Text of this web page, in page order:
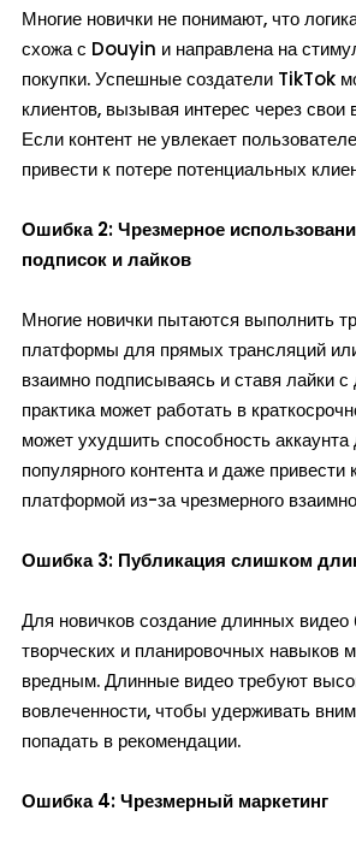
Многие новички не понимают, что
схожа с Douyin и направлена на
покупки. Успешные создатели TikTok
клиентов, вызывая интерес через свои
Если контент не увлекает
привести к потере потенциальных
Ошибка 2: Чрезмерное
подписок и лайков
Многие новички пытаются выполнить
платформы для прямых трансляций
взаимно подписываясь и ставя лайки
практика может работать в
может ухудшить способность аккаунта
популярного контента и даже привести
платформой из-за чрезмерного
Ошибка 3: Публикация слишком
Для новичков создание длинных видео
творческих и планировочных навыков
вредным. Длинные видео требуют
вовлеченности, чтобы удерживать
попадать в рекомендации.
Ошибка 4: Чрезмерный маркетинг